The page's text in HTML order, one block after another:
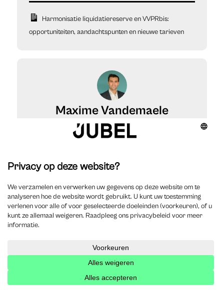
Harmonisatie liquidatiereserve en VVPRbis:
opportuniteiten, aandachtspunten en nieuwe tarieven
Maxime Vandemaele
Maxime Vandemaele is een ervaren fiscalist die zich
Tax Manager bij VGD ondersteunt hij elke dag
ondernemers met hun fiscale vraagstukken. Daarnaast
zet hij zich in voor de opleiding van toekomstige
fiscalisten als (gast-)spreker bij verschillende
onderwijsinstellingen en beroepsfederaties, en
verschijnen regelmatig publicaties van zijn hand in